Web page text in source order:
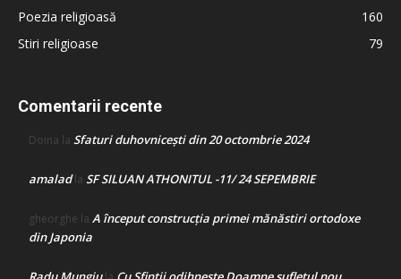
Poezia religioasă
160
Stiri religioase
79
Comentarii recente
Doina la Sfaturi duhovnicești din 20 octombrie 2024
amaladla SF SILUAN ATHONITUL -11/ 24 SEPEMBRIE
gheorghe la A început construcţia primei mănăstiri ortodoxe
din Japonia